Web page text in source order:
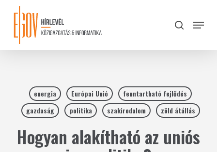
content
search
Menu
energia Európai Unió
fenntartható fejlődés
gazdaság
politika szakirodalom zöld átállás
Hogyan alakítható az uniós
Close